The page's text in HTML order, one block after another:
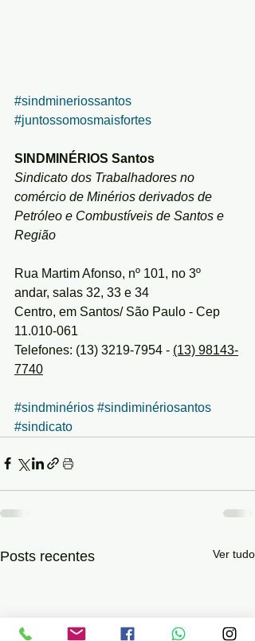
#sindmineriossantos
#juntossomosmaisfortes
SINDMINÉRIOS Santos
Sindicato dos Trabalhadores no
comércio de Minérios derivados de
Petróleo e Combustíveis de Santos e
Região
Rua Martim Afonso, nº 101, no 3º
andar, salas 32, 33 e 34
Centro, em Santos/ São Paulo - Cep
11.010-061
Telefones: (13) 3219-7954 - (13) 98143-
7740
#sindminérios #sindiminériosantos
#sindicato
Posts recentes Ver tudo